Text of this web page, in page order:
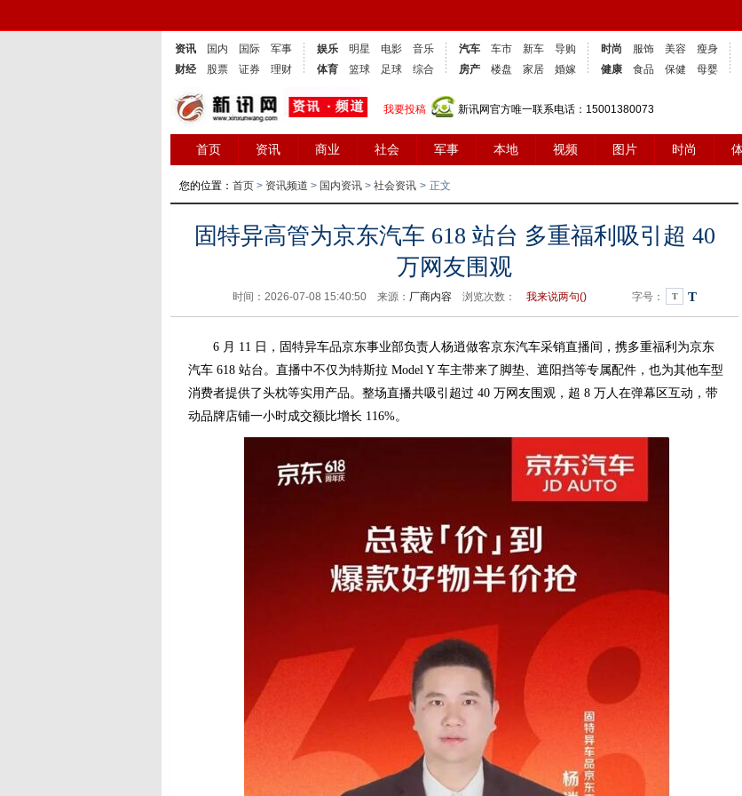
资讯 国内 国际
军事
财经
股票 证券 理财
娱乐 明星 电影
音乐
体育
篮球 足球 综合
汽车 车市 新车
导购
房产
楼盘 家居 婚嫁
时尚 服饰 美容
瘦身
健康
食品 保健 母婴
我要投稿 新讯网官方唯一联系电话：15001380073
首页 资讯 商业 社会 军事 本地 视频 图片 时尚
您的位置： 首页 > 资讯频道 > 国内资讯 > 社会资讯 > 正文
固特异高管为京东汽车 618 站台 多重福利吸引超 40
万网友围观
时间：2026-07-08 15:40:50 来源： 厂商内容 浏览次数： 我来说两句() 字号： T T
6 月 11 日，固特异车品京东事业部负责人杨逍做客京东汽车采销直播间，携多重福利为京东
汽车 618 站台。直播中不仅为特斯拉 Model Y 车主带来了脚垫、遮阳挡等专属配件，也为其他车型
消费者提供了头枕等实用产品。整场直播共吸引超过 40 万网友围观，超 8 万人在弹幕区互动，带
动品牌店铺一小时成交额比增长 116%。